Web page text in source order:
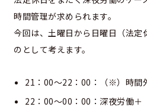
時間管理が求められます。
今回は、土曜日から日曜日（法定
のとして考えます。
21：00～22：00：（※）時間
22：00～00：00：深夜労働